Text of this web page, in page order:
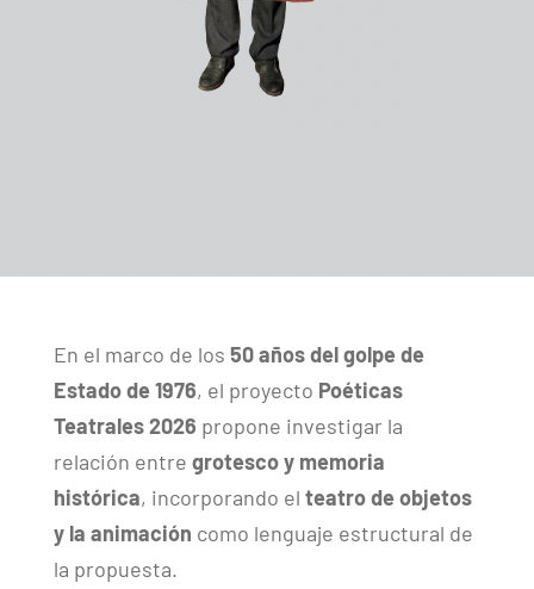
En el marco de los 50 años del golpe de
Estado de 1976, el proyecto Poéticas
Teatrales 2026 propone investigar la
relación entre grotesco y memoria
histórica, incorporando el teatro de objetos
y la animación como lenguaje estructural de
la propuesta.